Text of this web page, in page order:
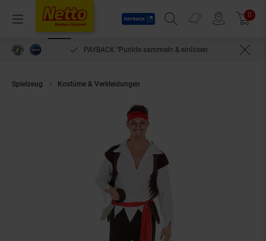
Menü
Payback
Suchfeld einblenden
Prospekte 0
PAYBACK °Punkte sammeln & einlösen
Spielzeug Kostüme & Verkleidungen